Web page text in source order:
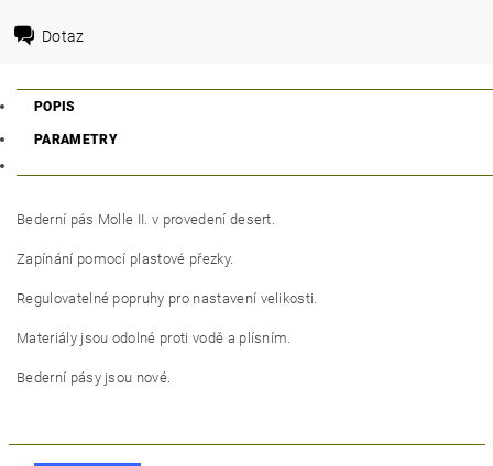
Dotaz
POPIS
PARAMETRY
Bederní pás Molle II. v provedení desert.
Zapínání pomocí plastové přezky.
Regulovatelné popruhy pro nastavení velikosti.
Materiály jsou odolné proti vodě a plísním.
Bederní pásy jsou nové.